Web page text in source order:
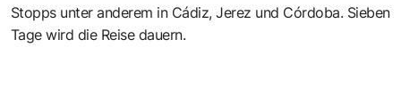
Stopps unter anderem in Cádiz, Jerez und Córdoba. Sieben
Tage wird die Reise dauern.